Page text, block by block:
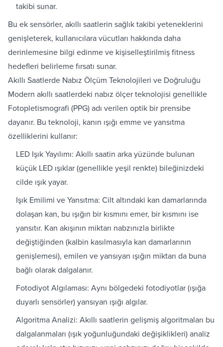
takibi sunar.
Bu ek sensörler, akıllı saatlerin sağlık takibi yeteneklerini
genişleterek, kullanıcılara vücutları hakkında daha
derinlemesine bilgi edinme ve kişiselleştirilmiş fitness
hedefleri belirleme fırsatı sunar.
Akıllı Saatlerde Nabız Ölçüm Teknolojileri ve Doğruluğu
Modern akıllı saatlerdeki nabız ölçer teknolojisi genellikle
Fotopletismografi (PPG) adı verilen optik bir prensibe
dayanır. Bu teknoloji, kanın ışığı emme ve yansıtma
özelliklerini kullanır:
LED Işık Yayılımı: Akıllı saatin arka yüzünde bulunan
küçük LED ışıklar (genellikle yeşil renkte) bileğinizdeki
cilde ışık yayar.
Işık Emilimi ve Yansıtma: Cilt altındaki kan damarlarında
dolaşan kan, bu ışığın bir kısmını emer, bir kısmını ise
yansıtır. Kan akışının miktarı nabzınızla birlikte
değiştiğinden (kalbin kasılmasıyla kan damarlarının
genişlemesi), emilen ve yansıyan ışığın miktarı da buna
bağlı olarak dalgalanır.
Fotodiyot Algılaması: Aynı bölgedeki fotodiyotlar (ışığa
duyarlı sensörler) yansıyan ışığı algılar.
Algoritma Analizi: Akıllı saatlerin gelişmiş algoritmaları bu
dalgalanmaları (ışık yoğunluğundaki değişiklikleri) analiz